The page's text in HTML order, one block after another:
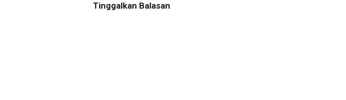
Tinggalkan Balasan